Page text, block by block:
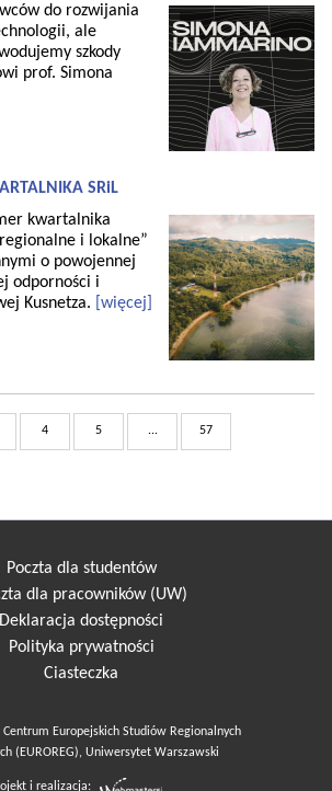
do rozwijania
ale
szkody
prof. Simona
SRiL
kwartalnika
i lokalne”
o powojennej
odporności i
Kusnetza.
[więcej]
4 5 ... 57
Poczta dla studentów
dla pracowników (UW)
Deklaracja dostępności
Polityka prywatności
Ciasteczka
Europejskich Studiów Regionalnych
(EUROREG), Uniwersytet Warszawski
i realizacja: